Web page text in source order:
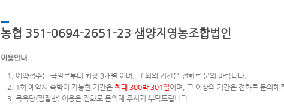
농협 351-0694-2651-23 샘양지영농조합법인
이용안내
1. 예약접수는 금일로부터 최장 3개월 이며, 그 외의 기간은 전화로 문의 바랍니다.
2. 1회 예약시 숙박이 가능한 기간은 최대 300박 301일이며, 그 이상의 기간은 전화로 문의해
3. 목욕탕(찜질방) 이용은 전화로 문의해 주시기 부탁드립니다.